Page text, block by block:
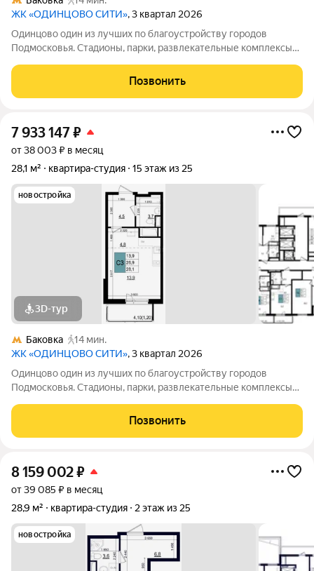
ЖК «ОДИНЦОВО СИТИ», 3 квартал 2026
Одинцово один из лучших по благоустройству городов
Подмосковья. Стадионы, парки, развлекательные комплексы
рестораны, салоны красоты и удобные магазины расположены
прямо в вашем дворе, на 1-х
Позвонить
7 933 147₽
от 38 003 ₽ в месяц
28,1 м²
квартира-студия 15 этаж из 25
новостройка
3D-тур
Баковка
14 мин.
ЖК «ОДИНЦОВО СИТИ», 3 квартал 2026
Одинцово один из лучших по благоустройству городов
Подмосковья. Стадионы, парки, развлекательные комплексы
рестораны, салоны красоты и удобные магазины расположены
прямо в вашем дворе, на 1-х
Позвонить
8 159 002₽
от 39 085 ₽ в месяц
28,9 м²
квартира-студия 2 этаж из 25
новостройка